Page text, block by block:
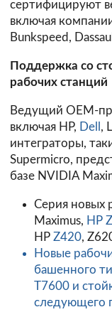
сертифицируют
включая
Bunkspeed,
Поддержка со
рабочих станций
Ведущий OEM-
включая HP, Dell ,
интеграторы,
Supermicro,
базе NVIDIA
Серия новых
Maximus, HP
HP Z420,
Новые
башенного
T7600 и
следующего